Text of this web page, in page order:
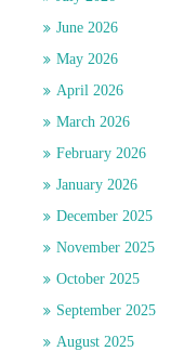
June 2026
May 2026
April 2026
March 2026
February 2026
January 2026
December 2025
November 2025
October 2025
September 2025
August 2025